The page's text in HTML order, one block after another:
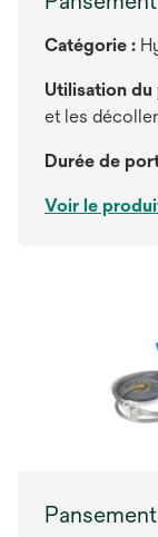
Catégorie :
Utilisation du
et les
Durée de
Voir le